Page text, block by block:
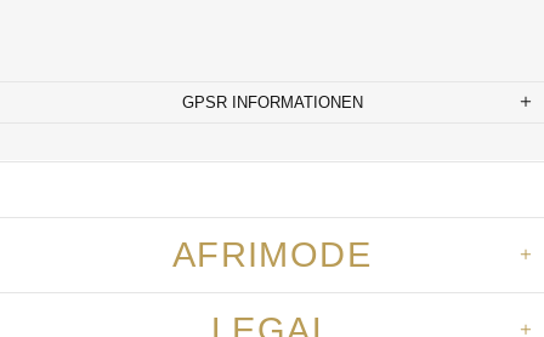
GPSR INFORMATIONEN
AFRIMODE